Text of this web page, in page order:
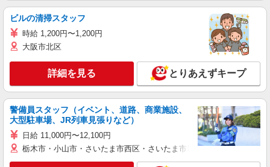
ビルの清掃スタッフ
時給 1,200円〜1,200円
大阪市北区
詳細を見る とりあえずキープ
警備員スタッフ（イベント、道路、商業施設、
大型駐車場、JR列車見張りなど）
日給 11,000円〜12,100円
栃木市・小山市・さいたま市西区・さいたま市岩槻区・久喜市・蓮田